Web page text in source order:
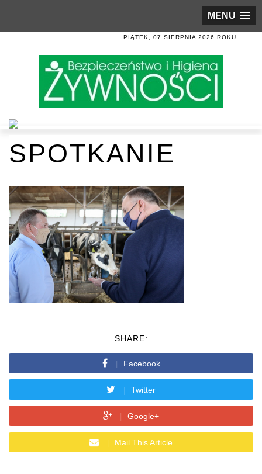
MENU
PIĄTEK, 07 SIERPNIA 2026 ROKU.
SPOTKANIE
SHARE:
Facebook
Twitter
Google+
Mail This Article